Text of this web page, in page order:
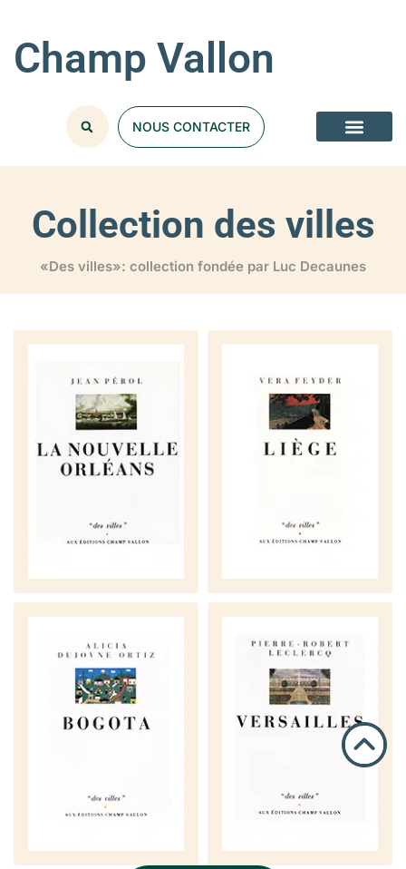
Champ Vallon
NOUS CONTACTER
Collection des villes
«Des villes»: collection fondée par Luc Decaunes